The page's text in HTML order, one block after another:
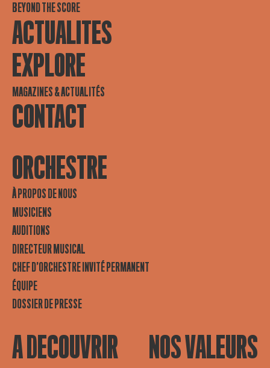
BEYOND THE SCORE
ACTUALITES
EXPLORE
MAGAZINES & ACTUALITÉS
CONTACT
ORCHESTRE
À PROPOS DE NOUS
MUSICIENS
AUDITIONS
DIRECTEUR MUSICAL
CHEF D’ORCHESTRE INVITÉ PERMANENT
ÉQUIPE
DOSSIER DE PRESSE
A DECOUVRIR NOS VALEURS